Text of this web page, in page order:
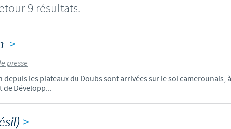
pour accéder à un autre site du groupe.
9 résultats.
>
presse
les plateaux du Doubs sont arrivées sur le sol camerounais, à
de Développ...
>